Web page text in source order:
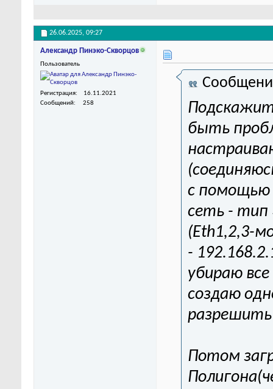
26.06.2025, 09:27
Александр Пинэко-Скворцов
Пользователь
Регистрация
16.11.2021
Сообщений
258
быть
с помощью
сеть - тип
(Eth1,2,3-
-
убираю
создаю
разрешить
Потом